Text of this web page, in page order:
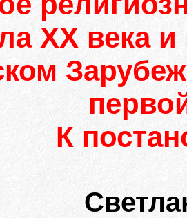
ХХ века
К